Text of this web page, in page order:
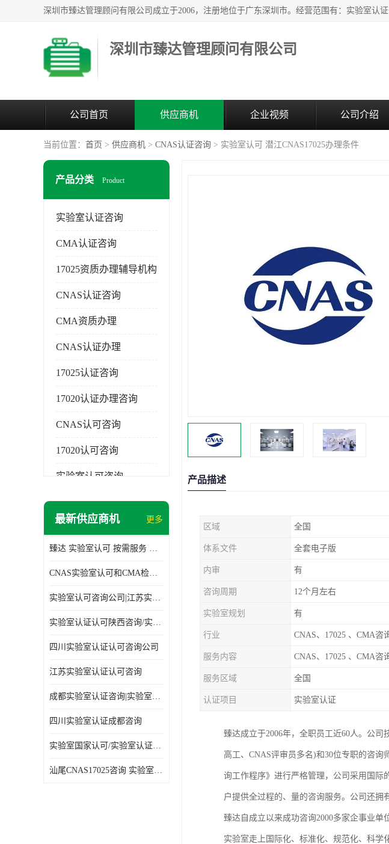
深圳市臻达管理顾问有限公司
公司首页 供应商机 企业视频 公司介绍
当前位置： 首页 > 供应商机 > CNAS认证咨询 > 实验室认可 潜江CNAS17025办理条件
产品分类 Product
实验室认证咨询
CMA认证咨询
17025资质办理辅导机构
CNAS认证咨询
CMA资质办理
CNAS认证办理
17025认证咨询
17020认证办理咨询
CNAS认可咨询
17020认可咨询
实验室认可咨询
最新供应商机 更多
臻达 实验室认可 按需服务 全程陪同
CNAS实验室认可和CMA检验检测资质认定
实验室认可咨询公司|江苏实验室认证
实验室认证认可陕西咨询/实验室认证认可咨询
四川实验室认证认可咨询公司
江苏实验室认证认可咨询
成都实验室认证咨询|实验室认证可咨询
四川实验室认证成都咨询
实验室国家认可/实验室认证咨询/实验室认可咨询公司
汕尾CNAS17025咨询 实验室认可
产品描述
区域 全国
体系文件 全套电子版
内审 有
咨询周期 12个月左右
实验室规划 有
行业 CNAS、17025 、CMA咨
服务内容 CNAS、17025 、CMA咨
服务区域 全国
认证项目 实验室认证
臻达成立于2006年，全职员工近60人。公
高工、CNAS评审员多名)和30位专职的咨
询工作程序》进行严格管理，公司采用国际
户提供全过程的、量的咨询服务。公司还拥
臻达自成立以来成功咨询2000多家企事业
实验室走上国际化、标准化、规范化、科学